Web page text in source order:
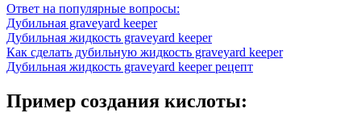
Ответ на популярные вопросы:
Дубильная graveyard keeper
Дубильная жидкость graveyard keeper
Как сделать дубильную жидкость graveyard keeper
Дубильная жидкость graveyard keeper рецепт
Пример создания кислоты: